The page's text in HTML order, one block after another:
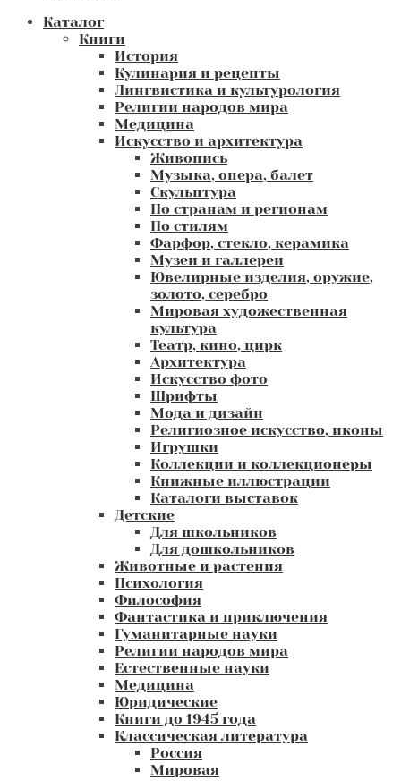
Каталог
Книги
История
Кулинария и рецепты
Лингвистика и культурология
Религии народов мира
Медицина
Искусство и архитектура
Живопись
Музыка, опера, балет
Скульптура
По странам и регионам
По стилям
Фарфор, стекло, керамика
Музеи и галлереи
Ювелирные изделия, оружие,
золото, серебро
Мировая художественная
культура
Театр, кино, цирк
Архитектура
Искусство фото
Шрифты
Мода и дизайн
Религиозное искусство, иконы
Игрушки
Коллекции и коллекционеры
Книжные иллюстрации
Каталоги выставок
Детские
Для школьников
Для дошкольников
Животные и растения
Психология
Философия
Фантастика и приключения
Гуманитарные науки
Религии народов мира
Естественные науки
Медицина
Юридические
Книги до 1945 года
Классическая литература
Россия
Мировая